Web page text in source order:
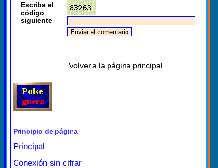
Escriba el
código
siguiente
Volver a la página principal
Principio de página
Principal
Conexión sin cifrar